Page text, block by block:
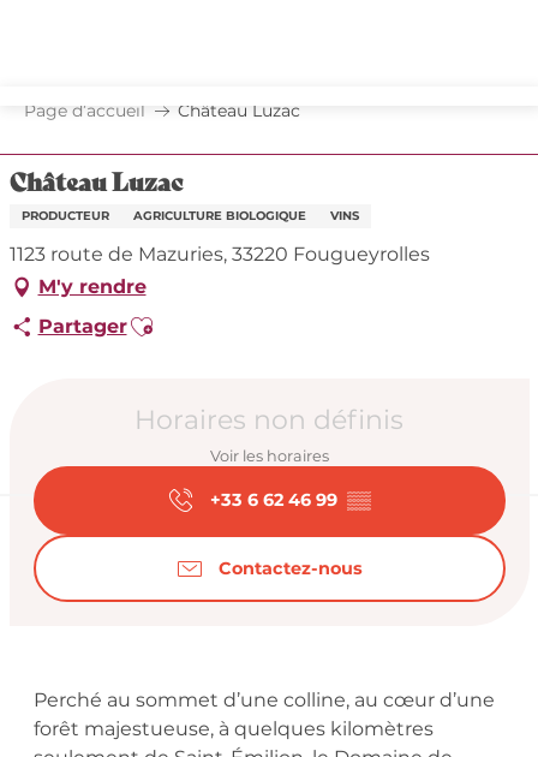
principal
Page d’accueil Château Luzac
Château Luzac
PRODUCTEUR AGRICULTURE BIOLOGIQUE VINS
1123 route de Mazuries, 33220 Fougueyrolles
M'y rendre
PartagerAjouter aux favoris
Ouverture et
Horaires non définis
Voir les horaires
+33 6 62 46 99 ▒▒
Contactez-nous
Description
Perché au sommet d’une colline, au cœur d’une
forêt majestueuse, à quelques kilomètres